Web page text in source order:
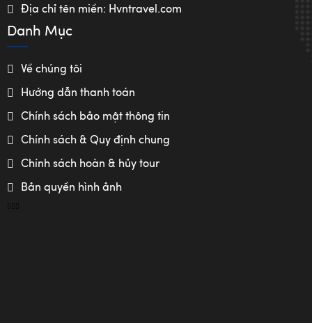
Địa chỉ tên miền: Hvntravel.com
Danh Mục
Về chúng tôi
Hướng dẫn thanh toán
Chính sách bảo mật thông tin
Chính sách & Quy định chung
Chính sách hoàn & hủy tour
Bản quyền hình ảnh